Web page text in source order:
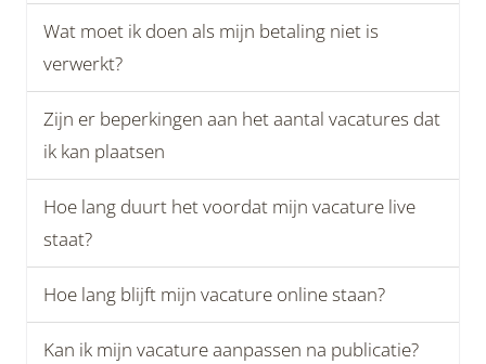
Wat moet ik doen als mijn betaling niet is
verwerkt?
Zijn er beperkingen aan het aantal vacatures dat
ik kan plaatsen
Hoe lang duurt het voordat mijn vacature live
staat?
Hoe lang blijft mijn vacature online staan?
Kan ik mijn vacature aanpassen na publicatie?